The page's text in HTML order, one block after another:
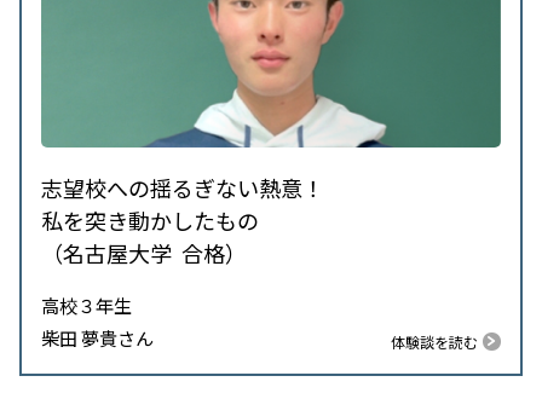
志望校への揺るぎない熱意！
私を突き動かしたもの
（名古屋大学 合格）
高校３年生
柴田 夢貴さん
体験談を読む